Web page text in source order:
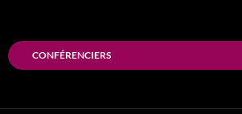
CONFÉRENCIERS